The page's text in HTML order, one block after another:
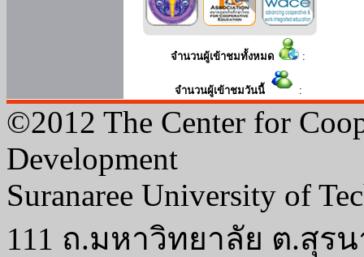
จำนวนผู้เข้าชมทั้งหมด :
จำนวนผู้เข้าชมวันนี้ :
©2012 The Center for
Development
Suranaree University of
111 ถ.มหาวิทยาลัย ต.สุร